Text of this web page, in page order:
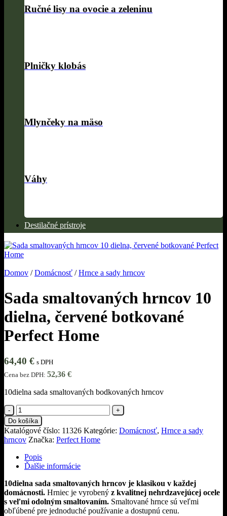
Ručné lisy na ovocie a zeleninu
Plničky klobás
Mlynčeky na mäso
Váhy
Destilačné prístroje
Domov / Domácnosť / Hrnce a sady hrncov
Sada smaltovaných hrncov 10
dielna, červené botkované
Perfect Home
64,40 € s DPH
Cena bez DPH: 52,36 €
10dielna sada smaltovaných bodkovaných hrncov
množstvo
Sada
smaltovaných
hrncov
10
dielna,
červené
botkované
Perfect
Home
Do košíka
Katalógové číslo: 11326 Kategórie: Domácnosť, Hrnce a sady
hrncov Značka: Perfect Home
Popis
Ďalšie informácie
10dielna sada smaltovaných hrncov je klasikou v každej
domácnosti. Hrniec je vyrobený z kvalitnej nehrdzavejúcej ocele
s veľmi odolným smaltovaním. Smaltované hrnce sú veľmi
obľúbené pre jednoduché používanie a dostupnú cenu.